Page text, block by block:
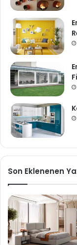
Son Eklenenen